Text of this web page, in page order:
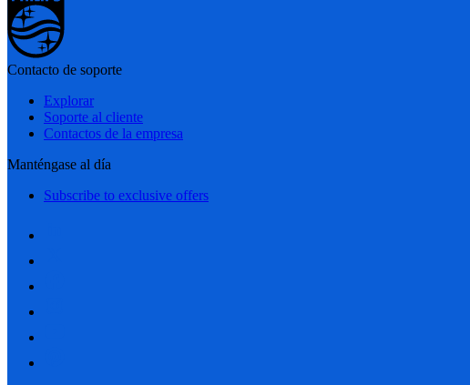
Contacto de soporte
Explorar
Soporte al cliente
Contactos de la empresa
Manténgase al día
Subscribe to exclusive offers